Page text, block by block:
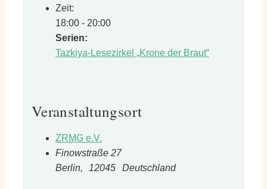
Zeit:
18:00 - 20:00
Serien:
Tazkiya-Lesezirkel „Krone der Braut“
Veranstaltungsort
ZRMG e.V.
Finowstraße 27
Berlin, 12045 Deutschland